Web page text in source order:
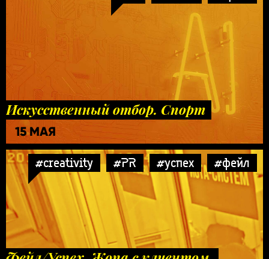
Искусственный отбор. Спорт
15 МАЯ
#creativity #PR #успех #фейл